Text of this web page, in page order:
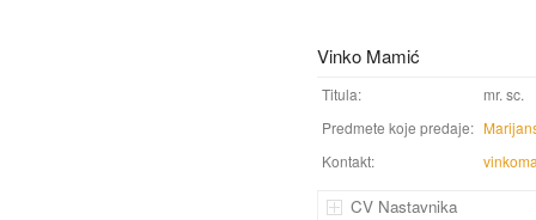
Vinko Mamić
Titula:
mr. sc.
Predmete koje predaje:
Kontakt:
CV Nastavnika